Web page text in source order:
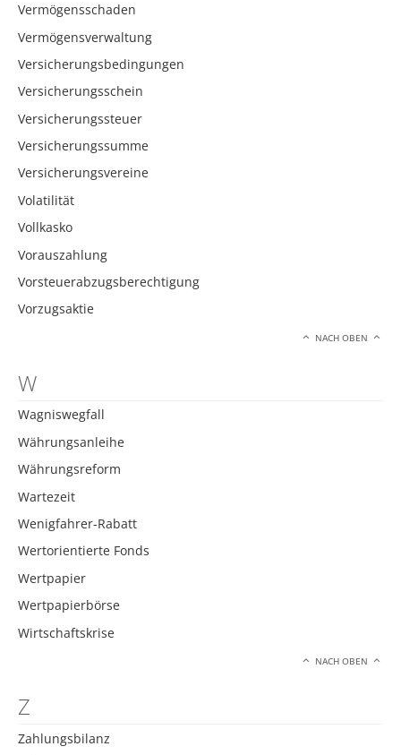
Vermögensschaden
Vermögensverwaltung
Versicherungsbedingungen
Versicherungsschein
Versicherungssteuer
Versicherungssumme
Versicherungsvereine
Volatilität
Vollkasko
Vorauszahlung
Vorsteuerabzugsberechtigung
Vorzugsaktie
NACH OBEN
W
Wagniswegfall
Währungsanleihe
Währungsreform
Wartezeit
Wenigfahrer-Rabatt
Wertorientierte Fonds
Wertpapier
Wertpapierbörse
Wirtschaftskrise
NACH OBEN
Z
Zahlungsbilanz